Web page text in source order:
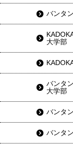
バンタ
大学部
バンタ
大学部
バンタ
バンタ